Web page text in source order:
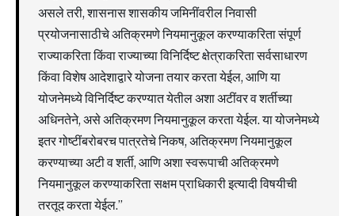
असले तरी, शासनास शासकीय जमिनींवरील निवासी
प्रयोजनासाठीचे अतिक्रमणे नियमानुकूल करण्याकरिता संपूर्ण
राज्याकरिता किंवा राज्याच्या विनिर्दिष्ट क्षेत्राकरिता सर्वसाधारण
किंवा विशेष आदेशाद्वारे योजना तयार करता येईल, आणि या
योजनेमध्ये विनिर्दिष्ट करण्यात येतील अशा अटींवर व शर्तीच्या
अधिनतेने, असे अतिक्रमण नियमानुकूल करता येईल. या योजनेमध्ये
इतर गोष्टींबरोबरच पात्रतेचे निकष, अतिक्रमण नियमानुकूल
करण्याच्या अटी व शर्ती, आणि अशा स्वरूपाची अतिक्रमणे
नियमानुकूल करण्याकरिता सक्षम प्राधिकारी इत्यादी विषयीची
तरतूद करता येईल.”